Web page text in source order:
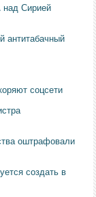
над Сирией
антитабачный
соцсети
оштрафовали
создать в